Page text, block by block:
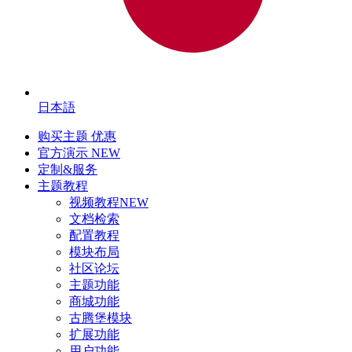
日本語
购买主题 优惠
官方演示 NEW
定制&服务
主题教程
视频教程NEW
文档检索
配置教程
模块布局
社区论坛
主题功能
商城功能
古腾堡模块
扩展功能